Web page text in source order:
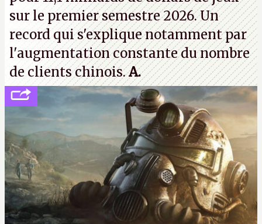
sur le premier semestre 2026. Un
record qui s'explique notamment par
l'augmentation constante du nombre
de clients chinois.A.